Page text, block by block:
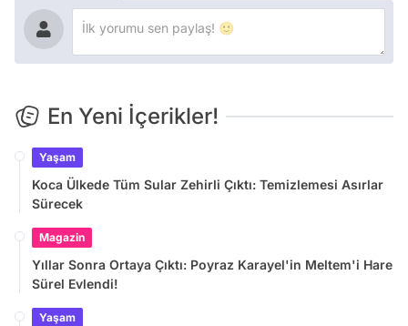
En Yeni İçerikler!
Yaşam
Koca Ülkede Tüm Sular Zehirli Çıktı: Temizlemesi Asırlar
Sürecek
Magazin
Yıllar Sonra Ortaya Çıktı: Poyraz Karayel'in Meltem'i Hare
Sürel Evlendi!
Yaşam